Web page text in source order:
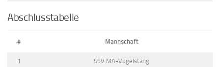
Abschlusstabelle
# Mannschaft
1 SSV MA-Vogelstang